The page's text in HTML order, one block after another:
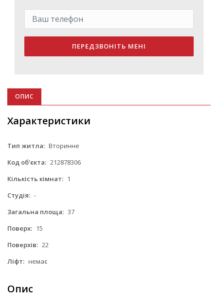
ПЕРЕДЗВОНІТЬ МЕНІ
ОПИС
Характеристики
Тип житла: Вторинне
Код об'єкта: 212878306
Кількість кімнат: 1
Студія: -
Загальна площа: 37
Поверх: 15
Поверхів: 22
Ліфт: немає
Опис